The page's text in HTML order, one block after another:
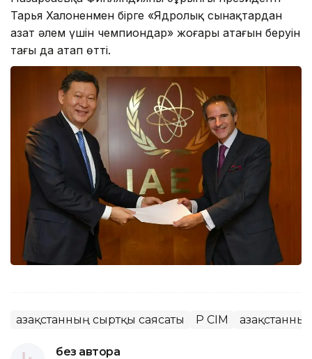
Тарья Халоненмен бірге «Ядролық сынақтардан
азат әлем үшін чемпиондар» жоғары атағын беруін
тағы да атап өтті.
Қазақстанның сыртқы саясаты ҚР СІМ
без автора